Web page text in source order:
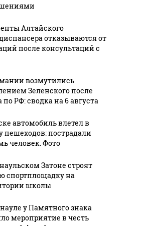
стойкости:
история с
попавшей в
молнией в
Горном
Алтае
всю страну
Алтайского
отказываются от
после консультаций с
возмутились
Зеленского после
по РФ: сводка на 6 августа
автомобиль влетел в
пешеходов: пострадали
человек. Фото
Затоне строят
спортплощадку на
школы
у Памятного знака
мероприятие в честь